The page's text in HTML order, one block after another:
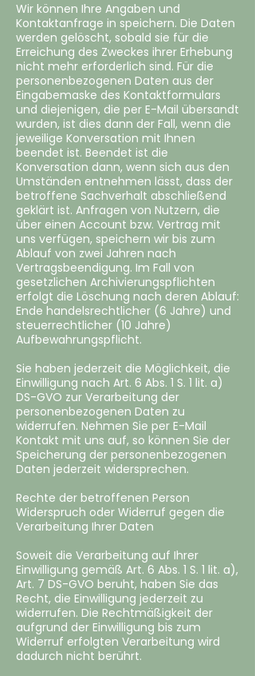
Wir können Ihre Angaben und
Kontaktanfrage in speichern. Die Daten
werden gelöscht, sobald sie für die
Erreichung des Zweckes ihrer Erhebung
nicht mehr erforderlich sind. Für die
personenbezogenen Daten aus der
Eingabemaske des Kontaktformulars
und diejenigen, die per E-Mail übersandt
wurden, ist dies dann der Fall, wenn die
jeweilige Konversation mit Ihnen
beendet ist. Beendet ist die
Konversation dann, wenn sich aus den
Umständen entnehmen lässt, dass der
betroffene Sachverhalt abschließend
geklärt ist. Anfragen von Nutzern, die
über einen Account bzw. Vertrag mit
uns verfügen, speichern wir bis zum
Ablauf von zwei Jahren nach
Vertragsbeendigung. Im Fall von
gesetzlichen Archivierungspflichten
erfolgt die Löschung nach deren Ablauf:
Ende handelsrechtlicher (6 Jahre) und
steuerrechtlicher (10 Jahre)
Aufbewahrungspflicht.
Sie haben jederzeit die Möglichkeit, die
Einwilligung nach Art. 6 Abs. 1 S. 1 lit. a)
DS-GVO zur Verarbeitung der
personenbezogenen Daten zu
widerrufen. Nehmen Sie per E-Mail
Kontakt mit uns auf, so können Sie der
Speicherung der personenbezogenen
Daten jederzeit widersprechen.
Rechte der betroffenen Person
Widerspruch oder Widerruf gegen die
Verarbeitung Ihrer Daten
Soweit die Verarbeitung auf Ihrer
Einwilligung gemäß Art. 6 Abs. 1 S. 1 lit. a),
Art. 7 DS-GVO beruht, haben Sie das
Recht, die Einwilligung jederzeit zu
widerrufen. Die Rechtmäßigkeit der
aufgrund der Einwilligung bis zum
Widerruf erfolgten Verarbeitung wird
dadurch nicht berührt.